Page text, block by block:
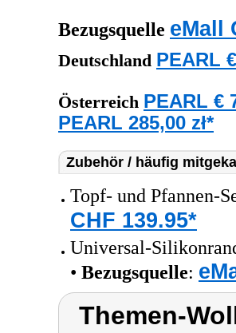
Bezugsquelle eMall
Deutschland PEARL
Österreich PEARL €
PEARL 285,00 zł*
Zubehör / häufig
Topf- und Pfannen-
CHF 139.95*
Universal-
• Bezugsquelle:
Themen-